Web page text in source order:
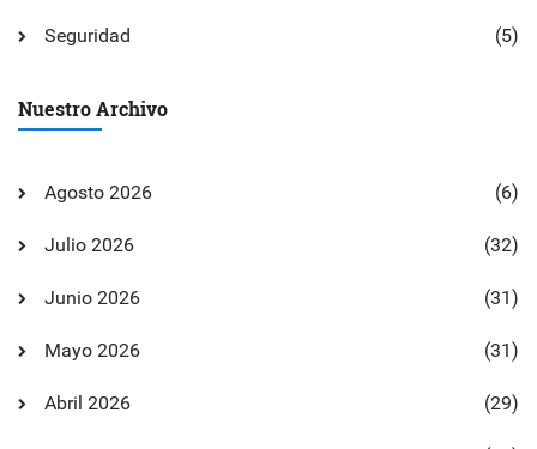
Seguridad (5)
Nuestro Archivo
Agosto 2026 (6)
Julio 2026 (32)
Junio 2026 (31)
Mayo 2026 (31)
Abril 2026 (29)